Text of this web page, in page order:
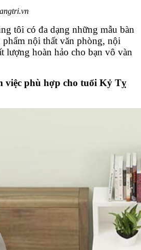
tôi có đa dạng những mẫu bàn
phẩm nội thất văn phòng, nội
lượng hoàn hảo cho bạn vô vàn
việc phù hợp cho tuổi Kỷ Tỵ